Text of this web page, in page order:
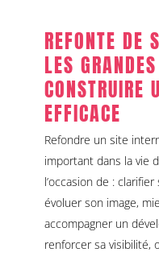
REFONTE DE
LES
CONSTRUIRE
EFFICACE
Refondre un site
important dans la vie
l’occasion de :
évoluer son image,
accompagner un
renforcer sa visibilité,